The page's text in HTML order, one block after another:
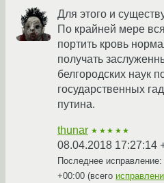
Для этого и
По крайней мере
портить кровь
получать
белгородских наук
государственных
путина.
thunar ★★★★★
08.04.2018 17:27:14
Последнее исправление:
+00:00 (всего